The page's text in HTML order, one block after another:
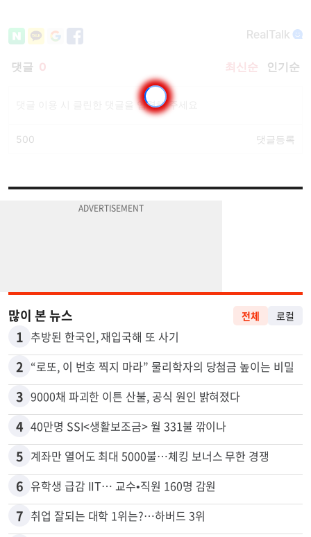
1 추방된 한국인, 재입국해 또 사기
2 “로또, 이 번호 찍지 마라” 물리학자의 당첨금 높이는 비밀
3 9000채 파괴한 이튼 산불, 공식 원인 밝혀졌다
4 40만명 SSI<생활보조금> 월 331불 깎이나
5 계좌만 열어도 최대 5000불…체킹 보너스 무한 경쟁
6 유학생 급감 IIT… 교수•직원 160명 감원